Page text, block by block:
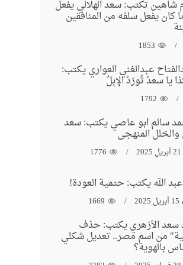
شاهين تكتب: سعد الهلالي يفعل
كان يفعل سلفه من المنافقين
1853
عبدالغني العواري يكتب:
يا سعدُ تُورَدُ الإبِلُ
1792
سالم أبو عاصي يكتب: سعد
والخلل المنهجي
1776
الله يكتب: حتمية العودة!
1669
الأزهري يكتب: حذف
من اسم مصر.. تعديل شكلي
بالهوية؟